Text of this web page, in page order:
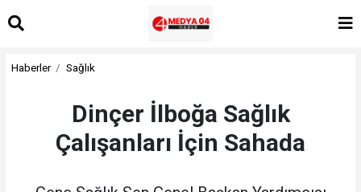
Haberler Sağlık
Dinçer İlboğa Sağlık
Çalışanları İçin Sahada